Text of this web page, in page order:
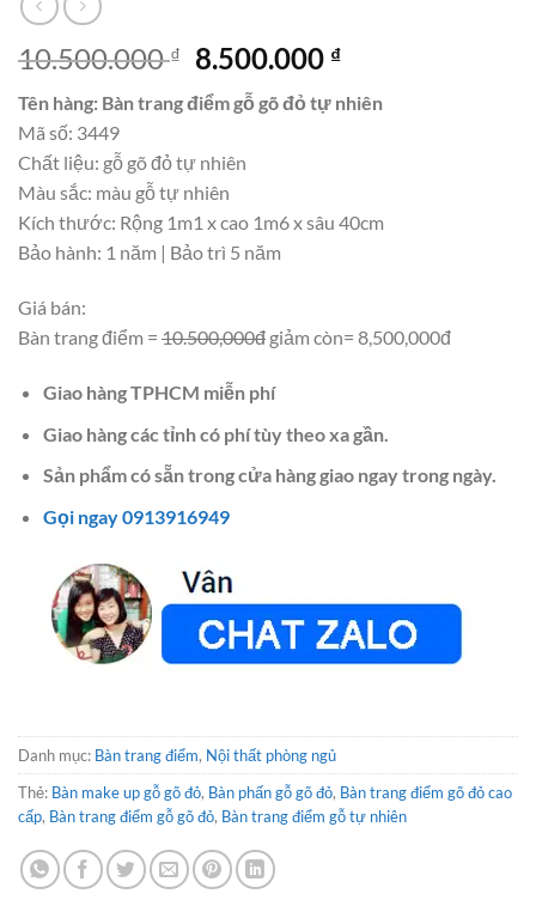
10.500.000₫
Giá
gốc
là:
8.500.000 ₫Giá
tại
Tên hàng: Bàn trang điểm gỗ gõ đỏ tự nhiên
Mã số: 3449
Chất liệu: gỗ gõ đỏ tự nhiên
Màu sắc: màu gỗ tự nhiên
Kích thước: Rộng 1m1 x cao 1m6 x sâu 40cm
Bảo hành: 1 năm | Bảo trì 5 năm
Giá bán:
Bàn trang điểm = 10.500,000đ giảm còn= 8,500,000đ
Giao hàng TPHCM miễn phí
Giao hàng các tỉnh có phí tùy theo xa gần.
Sản phẩm có sẵn trong cửa hàng giao ngay trong ngày.
Gọi ngay 0913916949
Danh mục: Bàn trang điểm, Nội thất phòng ngủ
Thẻ: Bàn make up gỗ gõ đỏ, Bàn phấn gỗ gõ đỏ, Bàn trang điểm gõ đỏ cao
cấp, Bàn trang điểm gỗ gõ đỏ, Bàn trang điểm gỗ tự nhiên